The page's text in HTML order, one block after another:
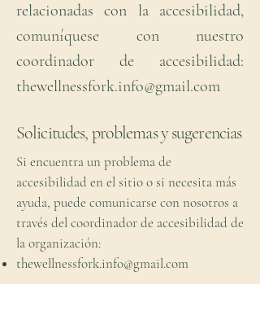
relacionadas con la accesibilidad,
comuníquese con nuestro
coordinador de accesibilidad:
thewellnessfork.info@gmail.com
Solicitudes, problemas y sugerencias
Si encuentra un problema de
accesibilidad en el sitio o si necesita más
ayuda, puede comunicarse con nosotros a
través del coordinador de accesibilidad de
la organización:
thewellnessfork.info@gmail.com